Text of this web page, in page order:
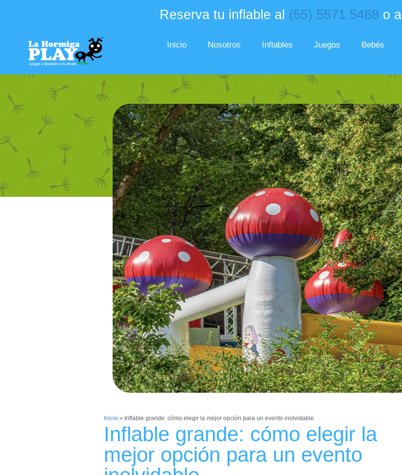
Reserva tu inflable al (55) 5571 5468 o al
Inicio Nosotros Inflables Juegos Bebés
Inicio» Inflable grande: cómo elegir la mejor opción para un evento inolvidable
Inflable grande: cómo elegir la
mejor opción para un evento